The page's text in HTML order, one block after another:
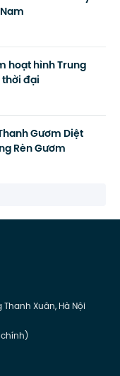
hoạt hình Trung
đại
Gươm Diệt
Rèn Gươm
Xuân, Hà Nội